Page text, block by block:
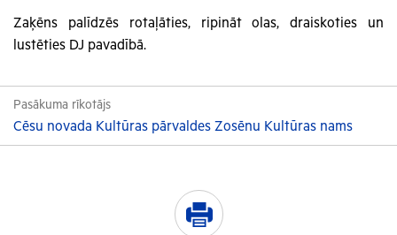
Zaķēns palīdzēs rotaļāties, ripināt olas, draiskoties un
lustēties DJ pavadībā.
Pasākuma rīkotājs
Cēsu novada Kultūras pārvaldes Zosēnu Kultūras nams